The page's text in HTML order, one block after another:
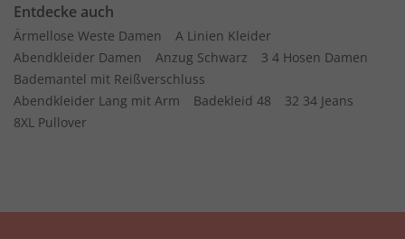
Entdecke auch
Ärmellose Weste Damen
A Linien Kleider
Abendkleider Damen
Anzug Schwarz
3 4 Hosen Damen
Bademantel mit Reißverschluss
Abendkleider Lang mit Arm
Badekleid 48
32 34 Jeans
8XL Pullover